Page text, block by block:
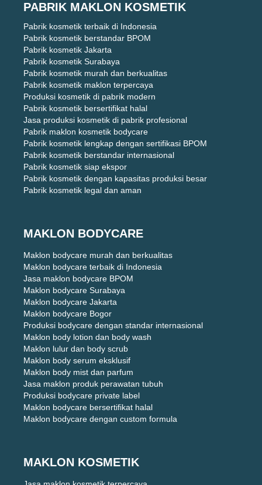
PABRIK MAKLON KOSMETIK
Pabrik kosmetik terbaik di Indonesia
Pabrik kosmetik berstandar BPOM
Pabrik kosmetik Jakarta
Pabrik kosmetik Surabaya
Pabrik kosmetik murah dan berkualitas
Pabrik kosmetik maklon terpercaya
Produksi kosmetik di pabrik modern
Pabrik kosmetik bersertifikat halal
Jasa produksi kosmetik di pabrik profesional
Pabrik maklon kosmetik bodycare
Pabrik kosmetik lengkap dengan sertifikasi BPOM
Pabrik kosmetik berstandar internasional
Pabrik kosmetik siap ekspor
Pabrik kosmetik dengan kapasitas produksi besar
Pabrik kosmetik legal dan aman
MAKLON BODYCARE
Maklon bodycare murah dan berkualitas
Maklon bodycare terbaik di Indonesia
Jasa maklon bodycare BPOM
Maklon bodycare Surabaya
Maklon bodycare Jakarta
Maklon bodycare Bogor
Produksi bodycare dengan standar internasional
Maklon body lotion dan body wash
Maklon lulur dan body scrub
Maklon body serum eksklusif
Maklon body mist dan parfum
Jasa maklon produk perawatan tubuh
Produksi bodycare private label
Maklon bodycare bersertifikat halal
Maklon bodycare dengan custom formula
MAKLON KOSMETIK